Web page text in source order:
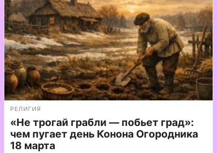
РЕЛИГИЯ
«Не трогай грабли — побьет град»:
чем пугает день Конона Огородника
18 марта